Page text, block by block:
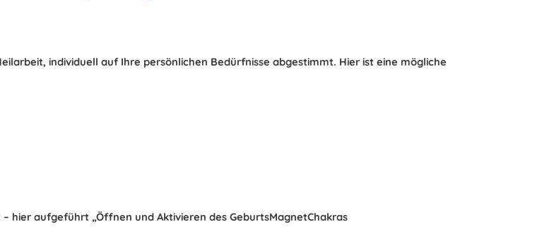
individuell auf Ihre persönlichen Bedürfnisse abgestimmt. Hier ist eine mögliche
hier aufgeführt „Öffnen und Aktivieren des GeburtsMagnetChakras